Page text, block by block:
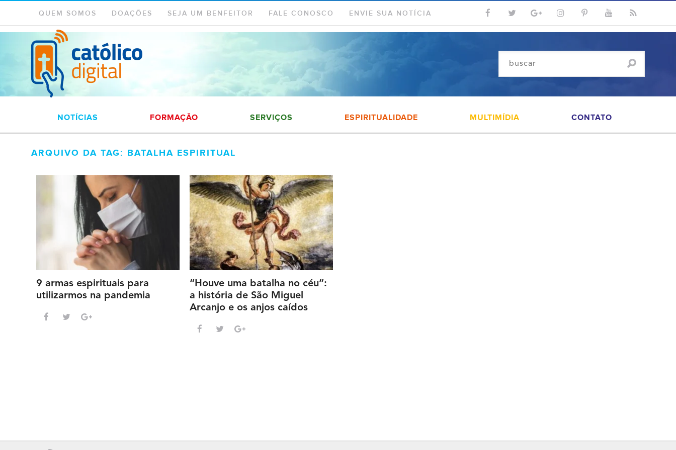
QUEM SOMOS DOAÇÕES SEJA UM BENFEITOR FALE CONOSCO ENVIE SUA NOTÍCIA
NOTÍCIAS FORMAÇÃO SERVIÇOS ESPIRITUALIDADE MULTIMÍDIA CONTATO
ARQUIVO DA TAG: BATALHA ESPIRITUAL
9 armas espirituais para
utilizarmos na pandemia
“Houve uma batalha no céu”:
a história de São Miguel
Arcanjo e os anjos caídos